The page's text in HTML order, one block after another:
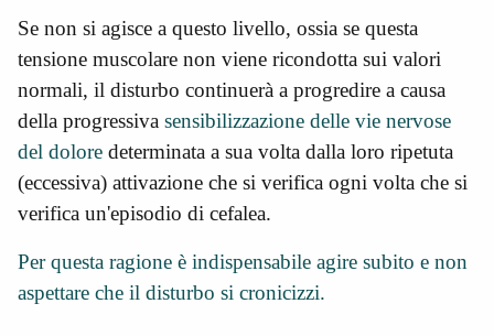
Se non si agisce a questo livello, ossia se questa
tensione muscolare non viene ricondotta sui valori
normali, il disturbo continuerà a progredire a causa
della progressiva sensibilizzazione delle vie nervose
del dolore determinata a sua volta dalla loro ripetuta
(eccessiva) attivazione che si verifica ogni volta che si
verifica un'episodio di cefalea.
Per questa ragione è indispensabile agire subito e non
aspettare che il disturbo si cronicizzi.